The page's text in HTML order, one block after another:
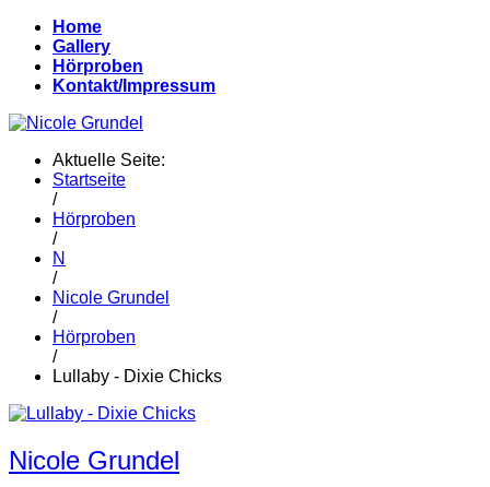
Home
Gallery
Hörproben
Kontakt/Impressum
Aktuelle Seite:
Startseite
/
Hörproben
/
N
/
Nicole Grundel
/
Hörproben
/
Lullaby - Dixie Chicks
Nicole Grundel